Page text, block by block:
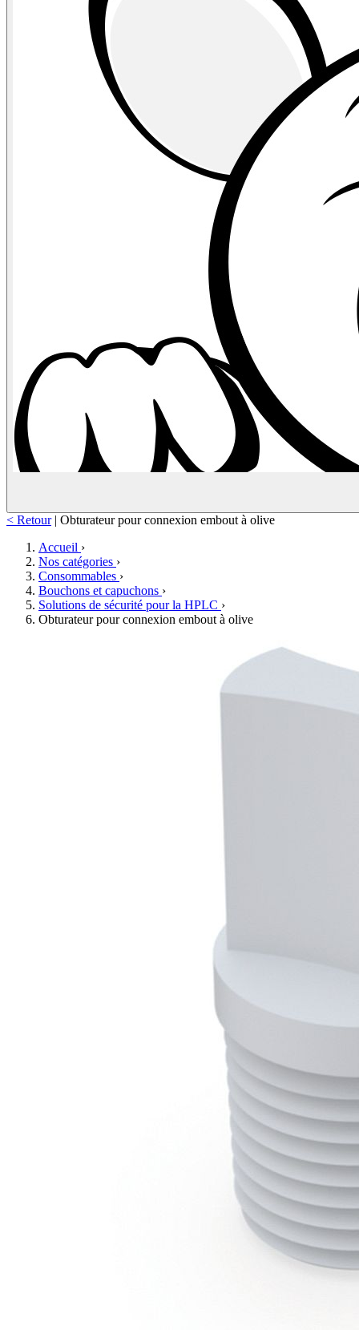
< Retour | Obturateur pour connexion embout à olive
Accueil ›
Nos catégories ›
Consommables ›
Bouchons et capuchons ›
Solutions de sécurité pour la HPLC ›
Obturateur pour connexion embout à olive